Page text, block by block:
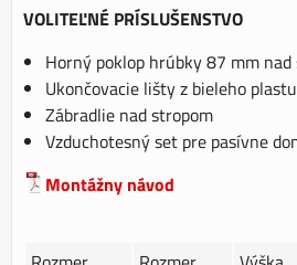
VOLITEĽNÉ PRÍSLUŠENSTVO
Horný poklop hrúbky 87 mm
Ukončovacie lišty z bieleho
Zábradlie nad stropom
Vzduchotesný set pre pasívne
Montážny návod